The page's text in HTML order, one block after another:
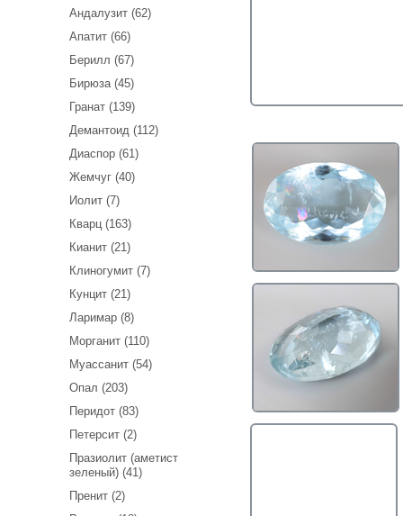
Андалузит (62)
Апатит (66)
Берилл (67)
Бирюза (45)
Гранат (139)
Демантоид (112)
Диаспор (61)
Жемчуг (40)
Иолит (7)
Кварц (163)
Кианит (21)
Клиногумит (7)
Кунцит (21)
Ларимар (8)
Морганит (110)
Муассанит (54)
Опал (203)
Перидот (83)
Петерсит (2)
Празиолит (аметист
зеленый) (41)
Пренит (2)